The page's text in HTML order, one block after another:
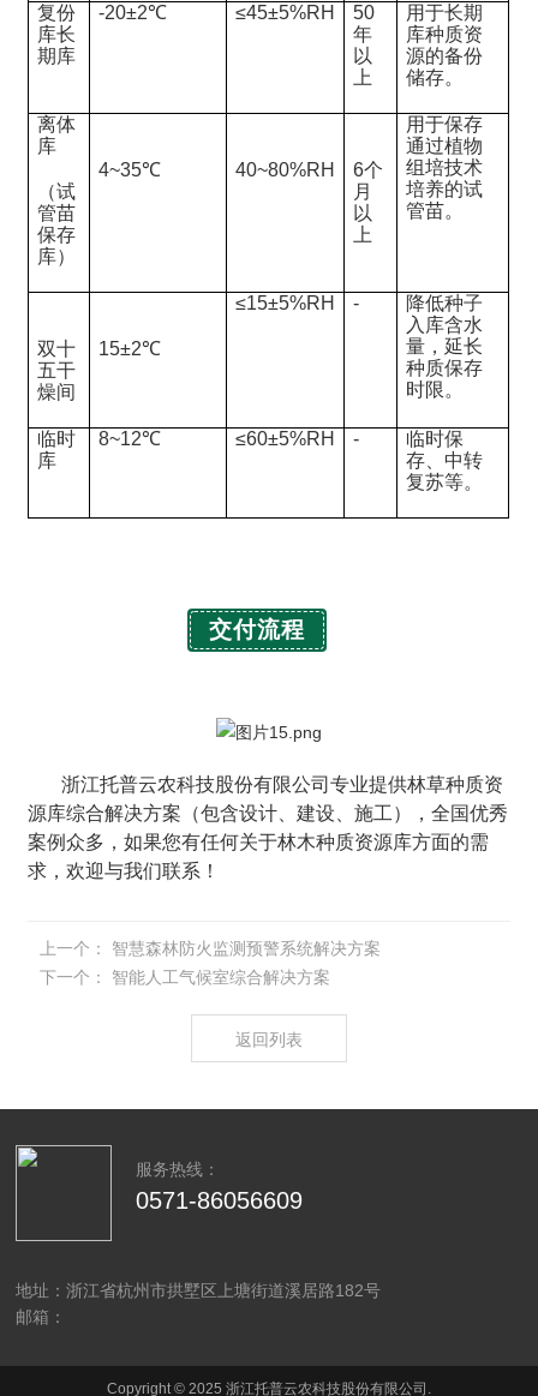
复份
库长
期库
-20±2℃ ≤45±5%RH
50
年
以
上
用于长期
库种质资
源的备份
储存。
离体
库
（试
管苗
保存
库）
4~35℃ 40~80%RH
6个
月
以
上
用于保存
通过植物
组培技术
培养的试
管苗。
双十
五干
燥间
15±2℃
≤15±5%RH -
降低种子
入库含水
量，延长
种质保存
时限。
临时
库
8~12℃ ≤60±5%RH -
临时保
存、中转
复苏等。
交付流程
浙江托普云农科技股份有限公司专业提供林草种质资
源库综合解决方案（包含设计、建设、施工），全国优秀
案例众多，如果您有任何关于林木种质资源库方面的需
求，欢迎与我们联系！
上一个：
智慧森林防火监测预警系统解决方案
下一个：
智能人工气候室综合解决方案
返回列表
服务热线：
0571-86056609
地址：浙江省杭州市拱墅区上塘街道溪居路182号
邮箱：
Copyright © 2025 浙江托普云农科技股份有限公司.